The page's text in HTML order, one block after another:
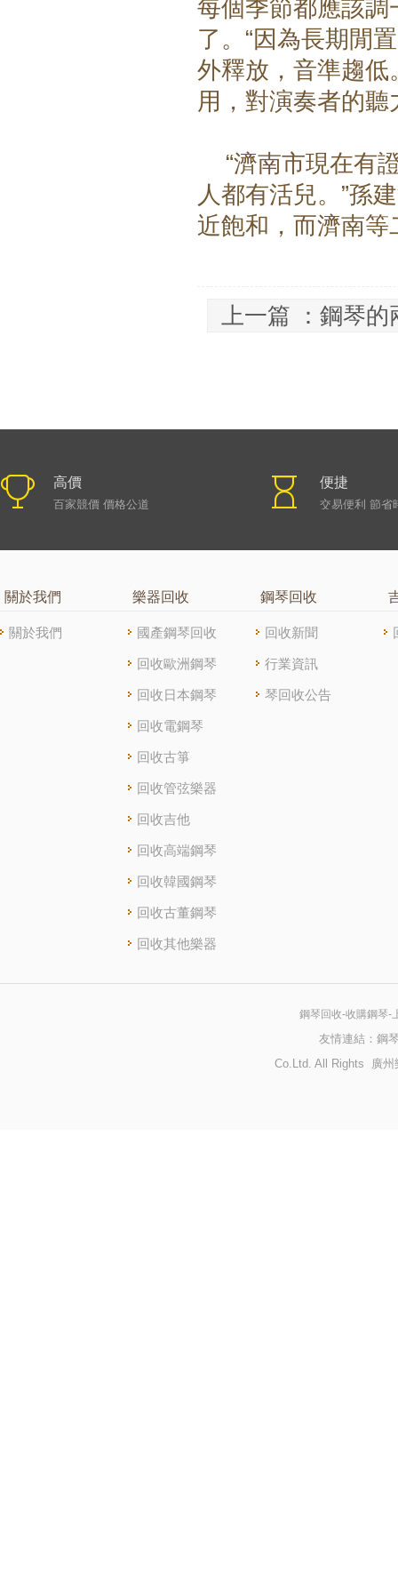
每個季節都應該
了。“因為長期閒
外釋放，音準趨
用，對演奏者的聽
“濟南市現在有
人都有活兒。”孫
近飽和，而濟南
上一篇 ： 鋼琴的
高價
百家競價 價格公道
便捷
交易便利 節省
關於我們
關於我們
樂器回收
國產鋼琴回收
回收歐洲鋼琴
回收日本鋼琴
回收電鋼琴
回收古箏
回收管弦樂器
回收吉他
回收高端鋼琴
回收韓國鋼琴
回收古董鋼琴
回收其他樂器
鋼琴回收
回收新聞
行業資訊
琴回收公告
鋼琴回收-收購鋼琴-
友情連結： 鋼
Co.Ltd. All Rights 廣州